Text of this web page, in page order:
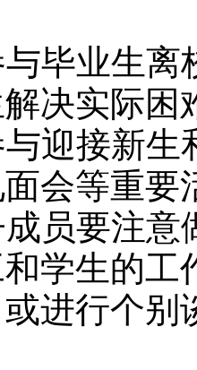
毕业生
决实际困
迎接新
会等重要
员要注
学生的
进行个别